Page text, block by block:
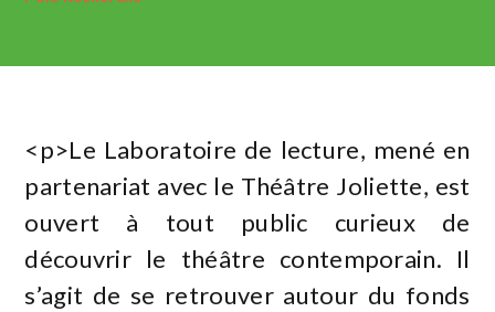
<p>Le Laboratoire de lecture, mené en
partenariat avec le Théâtre Joliette, est
ouvert à tout public curieux de
découvrir le théâtre contemporain. Il
s’agit de se retrouver autour du fonds